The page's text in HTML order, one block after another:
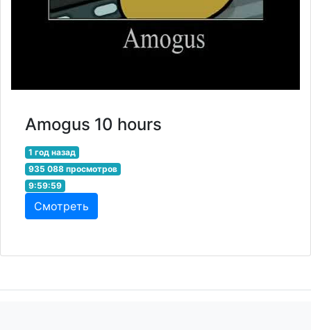
Amogus 10 hours
1 год назад
935 088 просмотров
9:59:59
Смотреть